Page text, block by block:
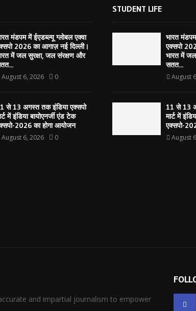
मंडपम में ईएडब्ल्यू ग्लोबल एक्वा
2026 का आगाज़ नई दिल्ली।
में जल सुरक्षा, जल संरक्षण और
August 6, 2026 0
से 13 अगस्त तक इंडिया एक्सपो
में इंडिया बायोएनर्जी एंड टेक
2026 का होगा आयोजन
August 6, 2026 0
STUDENT LIFE
भारत
एक्सपो
भारत में
सतत...
August
11 से 13
मार्ट में
एक्सपो-
August
and impartial journalism to empower